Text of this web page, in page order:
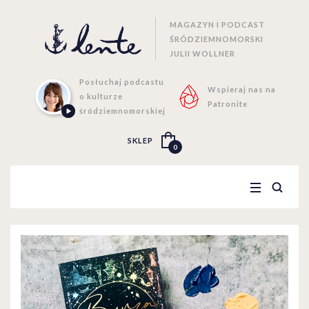
MAGAZYN I PODCAST
ŚRÓDZIEMNOMORSKI
JULII WOLLNER
Posłuchaj podcastu
o kulturze
śródziemnomorskiej
Wspieraj nas na
Patronite
SKLEP
0